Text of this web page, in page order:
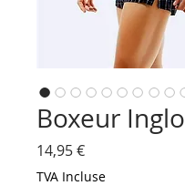
Boxeur Inglo
14,95 €Prix
TVA Incluse